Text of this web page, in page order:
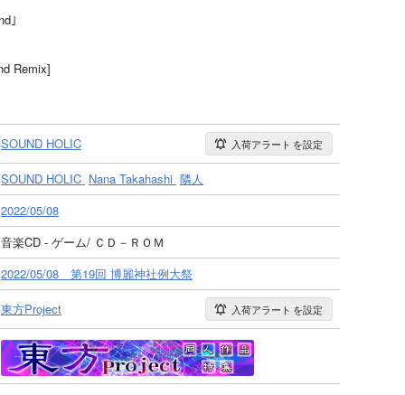
｣
Remix]
SOUND HOLIC 入荷アラート を設定
SOUND HOLIC Nana Takahashi 隣人
2022/05/08
音楽CD - ゲーム/ ＣＤ－ＲＯＭ
2022/05/08 第19回 博麗神社例大祭
東方Project 入荷アラート を設定